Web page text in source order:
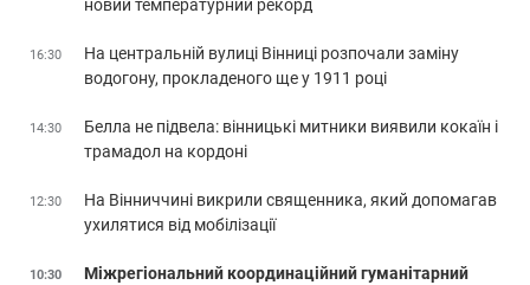
новий температурний рекорд
16:30
На центральній вулиці Вінниці розпочали заміну
водогону, прокладеного ще у 1911 році
14:30
Белла не підвела: вінницькі митники виявили кокаїн і
трамадол на кордоні
12:30
На Вінниччині викрили священника, який допомагав
ухилятися від мобілізації
10:30
Міжрегіональний координаційний гуманітарний